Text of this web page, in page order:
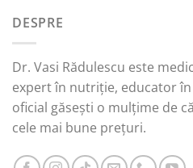
DESPRE
Dr. Vasi Rădulescu este
expert în nutriție, educator
oficial găsești o mulțime de
cele mai bune prețuri.